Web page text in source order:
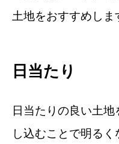
土地をおすすめしま
日当たり
日当たりの良い土
し込むことで明る